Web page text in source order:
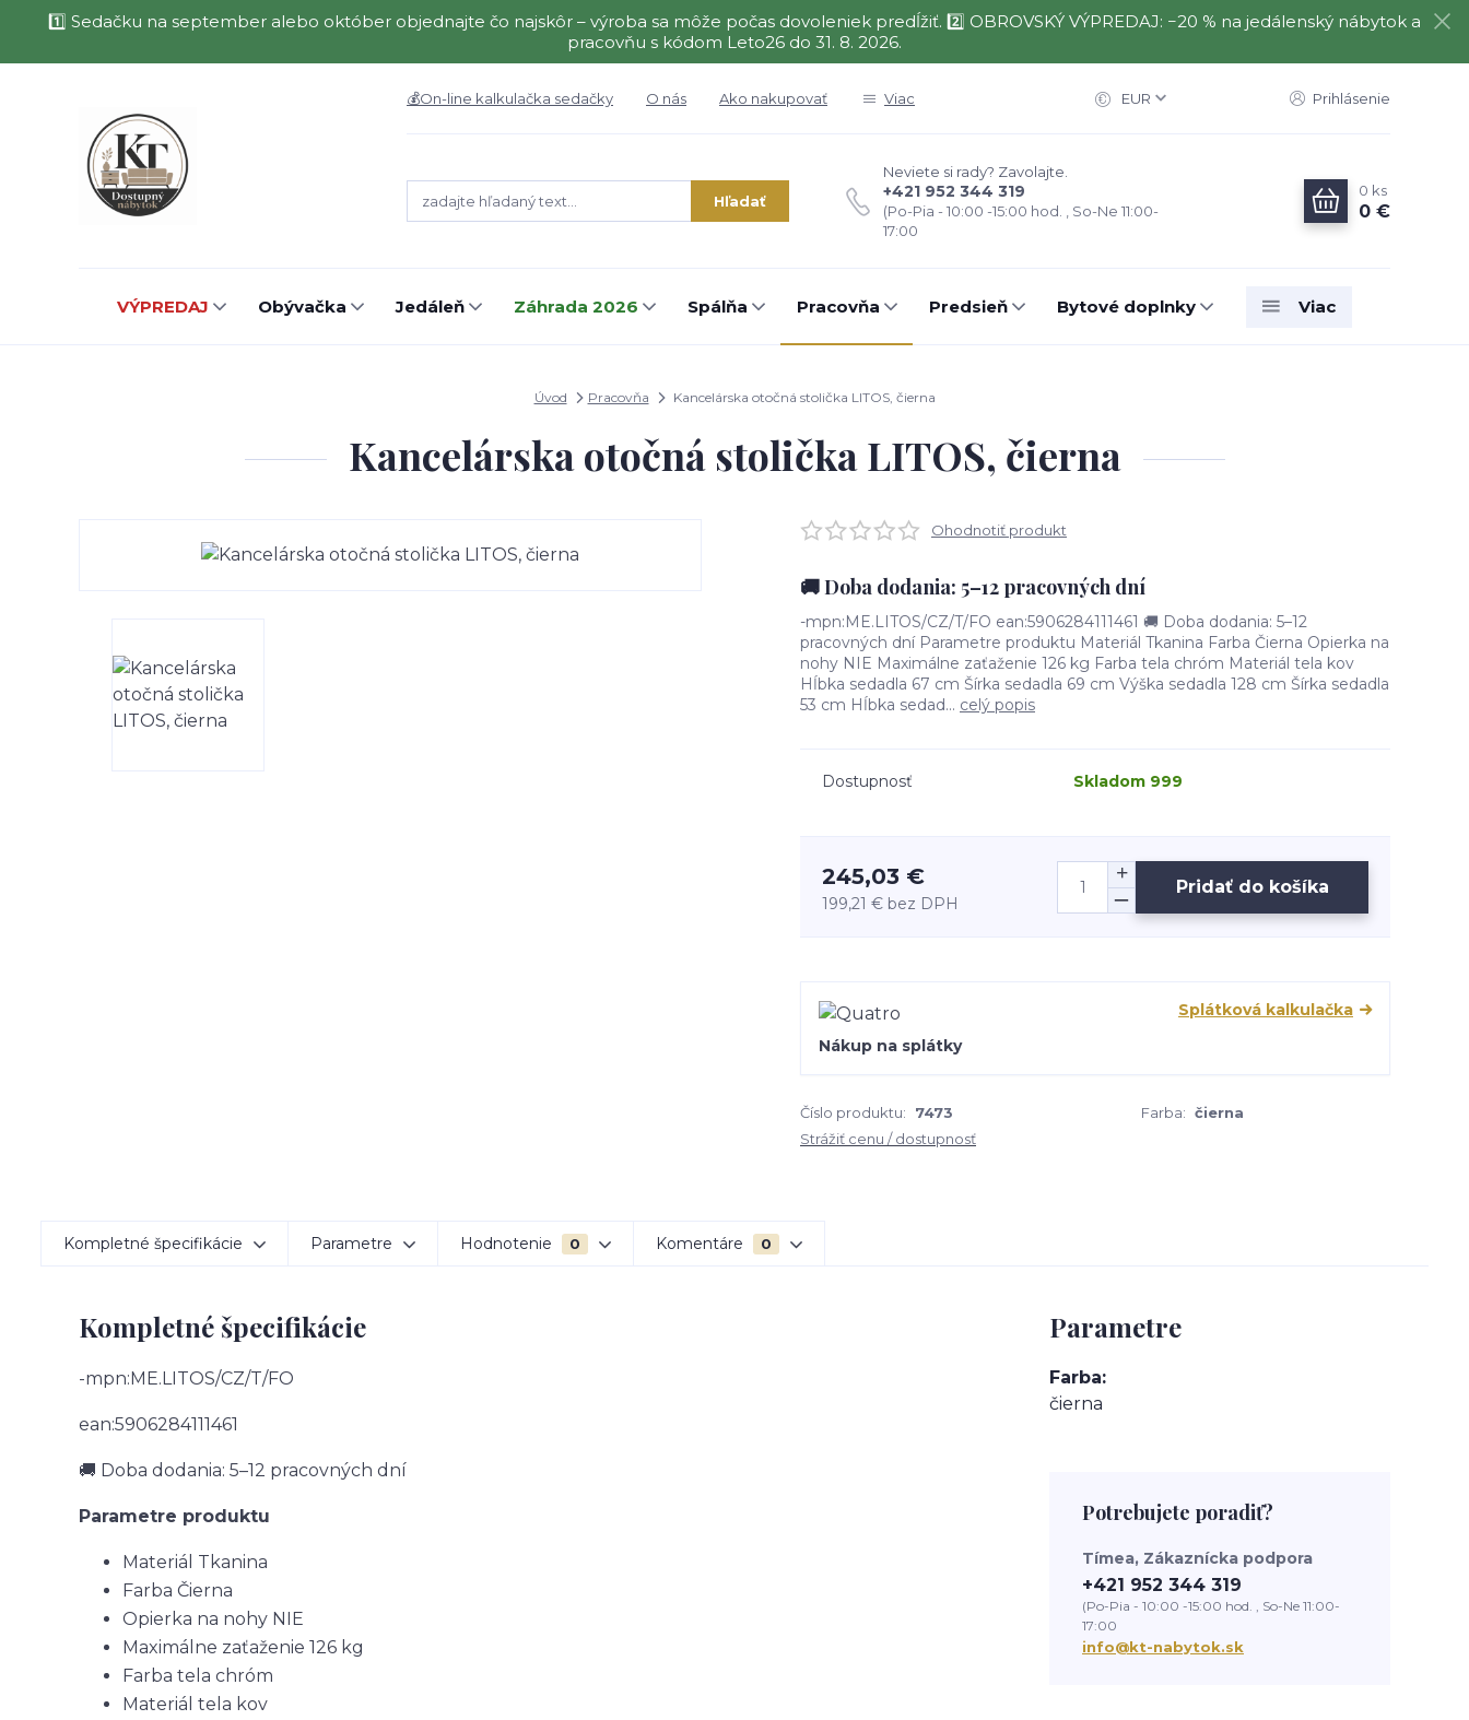
1️⃣ Sedačku na september alebo október objednajte čo najskôr – výroba sa môže počas dovoleniek predĺžiť. 2️⃣ OBROVSKÝ VÝPREDAJ: −20 % na jedálenský nábytok a
pracovňu s kódom Leto26 do 31. 8. 2026.
💰On-line kalkulačka sedačky O nás Ako nakupovať Viac EUR Prihlásenie
Hľadať
Neviete si rady? Zavolajte.
+421 952 344 319
(Po-Pia - 10:00 -15:00 hod. , So-Ne 11:00-
17:00
0 ks
0 €
VÝPREDAJ Obývačka Jedáleň Záhrada 2026 Spálňa Pracovňa Predsieň Bytové doplnky Viac
Úvod Pracovňa Kancelárska otočná stolička LITOS, čierna
Kancelárska otočná stolička LITOS, čierna
Ohodnotiť produkt
🚚 Doba dodania: 5–12 pracovných dní
-mpn:ME.LITOS/CZ/T/FO ean:5906284111461 🚚 Doba dodania: 5–12
pracovných dní Parametre produktu Materiál Tkanina Farba Čierna Opierka na
nohy NIE Maximálne zaťaženie 126 kg Farba tela chróm Materiál tela kov
Hĺbka sedadla 67 cm Šírka sedadla 69 cm Výška sedadla 128 cm Šírka sedadla
53 cm Hĺbka sedad... celý popis
Dostupnosť Skladom 999
245,03 €
199,21 € bez DPH
Pridať do košíka
Splátková kalkulačka
Nákup na splátky
Číslo produktu: 7473 Farba: čierna
Strážiť cenu / dostupnosť
Kompletné špecifikácie Parametre Hodnotenie 0 Komentáre 0
Kompletné špecifikácie
-mpn:ME.LITOS/CZ/T/FO
ean:5906284111461
🚚 Doba dodania: 5–12 pracovných dní
Parametre produktu
Materiál Tkanina
Farba Čierna
Opierka na nohy NIE
Maximálne zaťaženie 126 kg
Farba tela chróm
Materiál tela kov
Parametre
Farba
čierna
Potrebujete poradiť?
Tímea, Zákaznícka podpora
+421 952 344 319
(Po-Pia - 10:00 -15:00 hod. , So-Ne 11:00-
17:00
info@kt-nabytok.sk